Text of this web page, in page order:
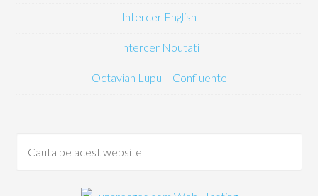
Intercer English
Intercer Noutati
Octavian Lupu – Confluente